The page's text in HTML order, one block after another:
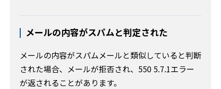
メールの内容がスパムと判定された
メールの内容がスパムメールと類似していると判断
された場合、メールが拒否され、550 5.7.1エラー
が返されることがあります。